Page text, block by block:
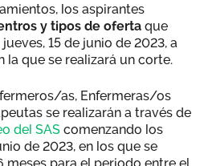
los aspirantes
y tipos de oferta que
15 de junio de 2023, a
la que se realizará un corte.
as, Enfermeras/os
se realizarán a través de
del SAS comenzando los
de 2023, en los que se